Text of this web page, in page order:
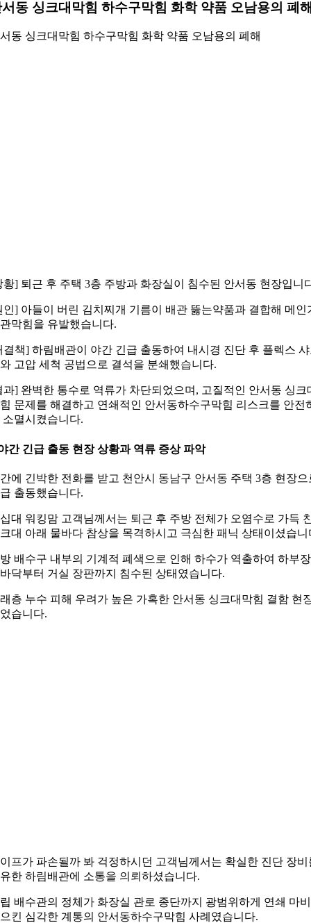
동 싱크대막힘 하수구막힘 화학 약품 오남용의 폐
동 싱크대막힘 하수구막힘 화학 약품 오남용의 폐해
황] 퇴근 후 주택 3층 주방과 화장실이 침수된 안서동 현장입니
인] 아들이 버린 김치찌개 기름이 배관 뚫는약품과 결합해 메인
막힘을 유발했습니다.
결책] 하림배관이 야간 긴급 출동하여 내시경 진단 후 플렉스
고압 세척 공법으로 결석을 분쇄했습니다.
과] 완벽한 통수로 역류가 차단되었으며, 고질적인 안서동 싱크
문제를 해결하고 연쇄적인 안서동하수구막힘 리스크를 안전
소멸시켰습니다.
간 긴급 출동 현장 상황과 역류 증상 파악
에 긴박한 전화를 받고 천안시 동남구 안서동 주택 3층 현장으
출동했습니다.
대 워킹맘 고객님께서는 퇴근 후 주방 전체가 오염수로 가득
대 아래 물바다 참상을 목격하시고 극심한 패닉 상태이셨습니
배수구 내부의 기계적 폐색으로 인해 하수가 역출하여 하부장
닥부터 거실 장판까지 침수된 상태였습니다.
층 누수 피해 우려가 높은 가혹한 안서동 싱크대막힘 결함 현
습니다.
프가 파손될까 봐 걱정하시던 고객님께서는 확실한 진단 장비
한 하림배관에 소통을 의뢰하셨습니다.
배수관의 정체가 화장실 관로 종단까지 광범위하게 연쇄 마
킨 심각한 계통의 안서동하수구막힘 사례였습니다.